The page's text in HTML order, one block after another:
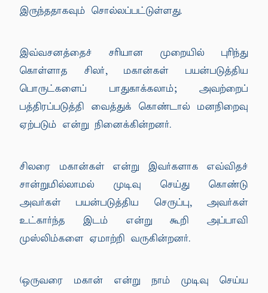
இருந்ததாகவும் சொல்லப்பட்டுள்ளது.
இவ்வசனத்தைச் சரியான முறையில் புரிந்து
கொள்ளாத சிலர், மகான்கள் பயன்படுத்திய
பொருட்களைப் பாதுகாக்கலாம்; அவற்றைப்
பத்திரப்படுத்தி வைத்துக் கொண்டால் மனநிறைவு
ஏற்படும் என்று நினைக்கின்றனர்.
சிலரை மகான்கள் என்று இவர்களாக எவ்விதச்
சான்றுமில்லாமல் முடிவு செய்து கொண்டு
அவர்கள் பயன்படுத்திய செருப்பு, அவர்கள்
உட்கார்ந்த இடம் என்று கூறி அப்பாவி
முஸ்லிம்களை ஏமாற்றி வருகின்றனர்.
(ஒருவரை மகான் என்று நாம் முடிவு செய்ய